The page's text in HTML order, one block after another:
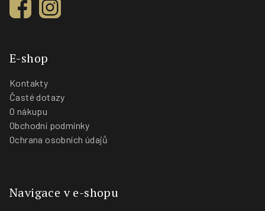
E-shop
Kontakty
Časté dotazy
O nákupu
Obchodní podmínky
Ochrana osobních údajů
Navigace v e-shopu